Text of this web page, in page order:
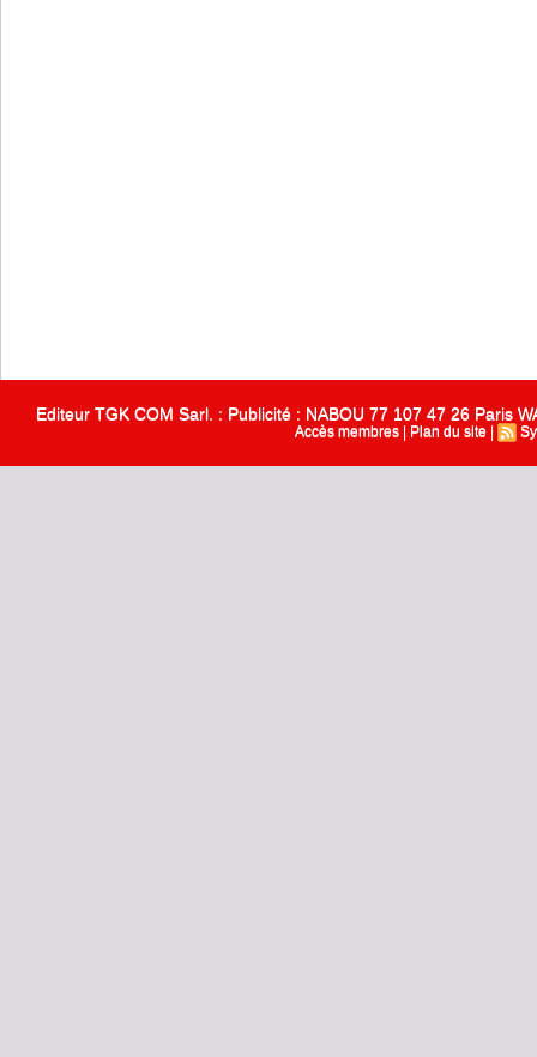
Editeur TGK COM Sarl. : Publicité : NABOU 77 107 47 26 Paris
Accès membres Plan du site